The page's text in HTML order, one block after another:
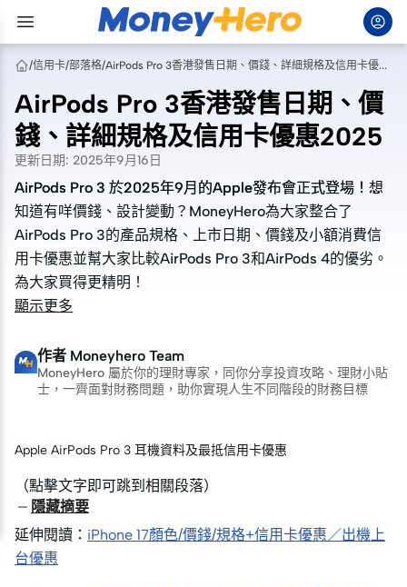
/信用卡/部落格/ AirPods Pro 3香港發售日期、價錢、詳細規格及信用卡優惠2025
AirPods Pro 3香港發售日期、價
錢、詳細規格及信用卡優惠2025
更新日期: 2025年9月16日
AirPods Pro 3 於2025年9月的Apple發布會正式登場！想
知道有咩價錢、設計變動？MoneyHero為大家整合了
AirPods Pro 3的產品規格、上市日期、價錢及小額消費信
用卡優惠並幫大家比較AirPods Pro 3和AirPods 4的優劣。
為大家買得更精明！
AirPods Pro 3 於2025年9月的Apple發布會正式登場！想
知道有咩價錢、設計變動？MoneyHero為大家整合了
AirPods Pro 3的產品規格、上市日期、價錢及小額消費信
用卡優惠並幫大家比較AirPods Pro 3和AirPods 4的優劣。
為大家買得更精明！
顯示更多
作者 Moneyhero Team
MoneyHero 屬於你的理財專家，同你分享投資攻略、理財小貼
士，一齊面對財務問題，助你實現人生不同階段的財務目標
Apple AirPods Pro 3 耳機資料及最抵信用卡優惠
（點擊文字即可跳到相關段落）
隱藏摘要
延伸閱讀： iPhone 17顏色/價錢/規格+信用卡優惠／出機上
台優惠